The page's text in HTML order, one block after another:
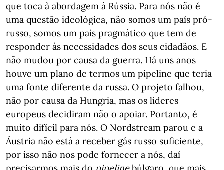
que toca à abordagem à Rússia. Para nós não é
uma questão ideológica, não somos um país pró-
russo, somos um país pragmático que tem de
responder às necessidades dos seus cidadãos. E
não mudou por causa da guerra. Há uns anos
houve um plano de termos um pipeline que teria
uma fonte diferente da russa. O projeto falhou,
não por causa da Hungria, mas os líderes
europeus decidiram não o apoiar. Portanto, é
muito difícil para nós. O Nordstream parou e a
Áustria não está a receber gás russo suficiente,
por isso não nos pode fornecer a nós, daí